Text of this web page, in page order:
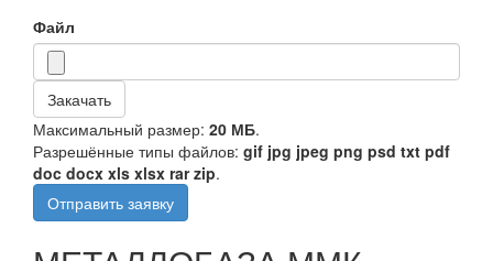
Файл
Закачать
Максимальный размер: 20 МБ.
Разрешённые типы файлов: gif jpg jpeg png psd txt pdf
doc docx xls xlsx rar zip.
Отправить заявку